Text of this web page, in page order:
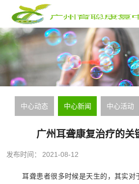
中心动态 中心新闻 中心活动
广州耳聋康复治疗的关
发布时间： 2021-08-12
耳聋患者很多时候是天生的，其实对